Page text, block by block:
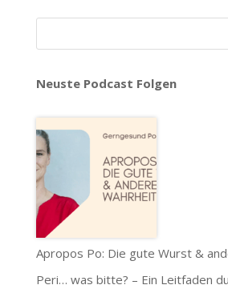
Neuste Podcast Folgen
Apropos Po: Die gute Wurst &
Peri… was bitte? – Ein Leitfaden